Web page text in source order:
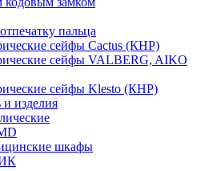
пальца
сейфы Cactus (КНР)
сейфы VALBERG, AIKO
сейфы Klesto (КНР)
изделия
шкафы